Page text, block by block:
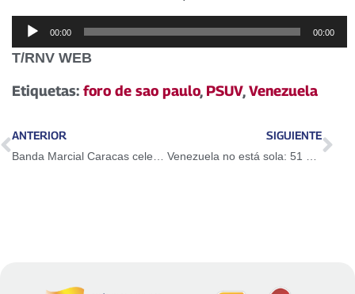
Reproductor
de
00:00 00:00
T/RNV WEB
Etiquetas: foro de sao paulo, PSUV,Venezuela
ANTERIOR SIGUIENTE